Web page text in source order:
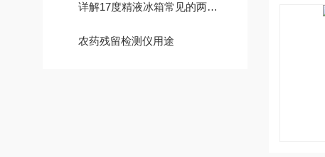
详解17度精液冰箱常见的两种温控方法
农药残留检测仪用途